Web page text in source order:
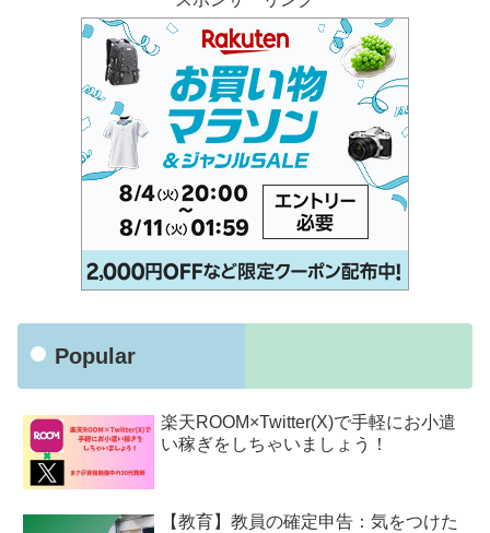
Popular
楽天ROOM×Twitter(X)で手軽にお小遣
い稼ぎをしちゃいましょう！
【教育】教員の確定申告：気をつけた